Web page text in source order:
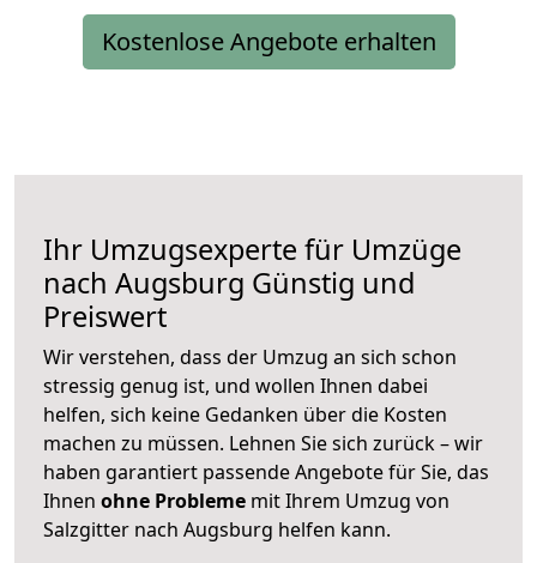
Kostenlose Angebote erhalten
Ihr Umzugsexperte für Umzüge
nach Augsburg Günstig und
Preiswert
Wir verstehen, dass der Umzug an sich schon
stressig genug ist, und wollen Ihnen dabei
helfen, sich keine Gedanken über die Kosten
machen zu müssen. Lehnen Sie sich zurück – wir
haben garantiert passende Angebote für Sie, das
Ihnen ohne Probleme mit Ihrem Umzug von
Salzgitter nach Augsburg helfen kann.